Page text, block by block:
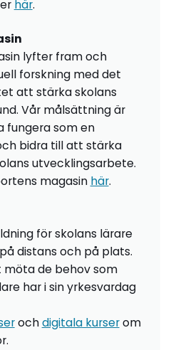
här.
lyfter fram och
forskning med det
att stärka skolans
Vår målsättning är
fungera som en
bidra till att stärka
utvecklingsarbete.
magasin här.
för skolans lärare
distans och på plats.
de behov som
har i sin yrkesvardag
ochdigitala kurserom